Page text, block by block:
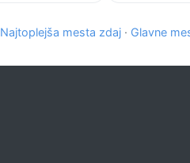
Najtoplejša mesta zdaj · Glavne